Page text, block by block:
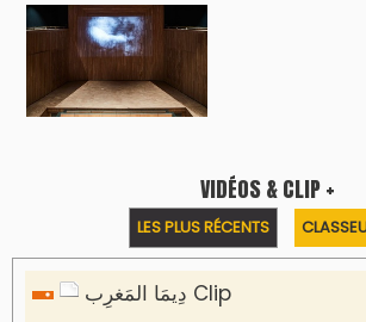
VIDÉOS & CLIP +
LES PLUS RÉCENTS
دِيمَا المَغرِب Clip